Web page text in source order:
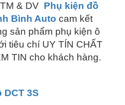
& DV Phụ kiện đồ
Bình Auto cam kết
sản phẩm phụ kiện ô
tiêu chí UY TÍN CHẤT
TIN cho khách hàng.
DCT 3S